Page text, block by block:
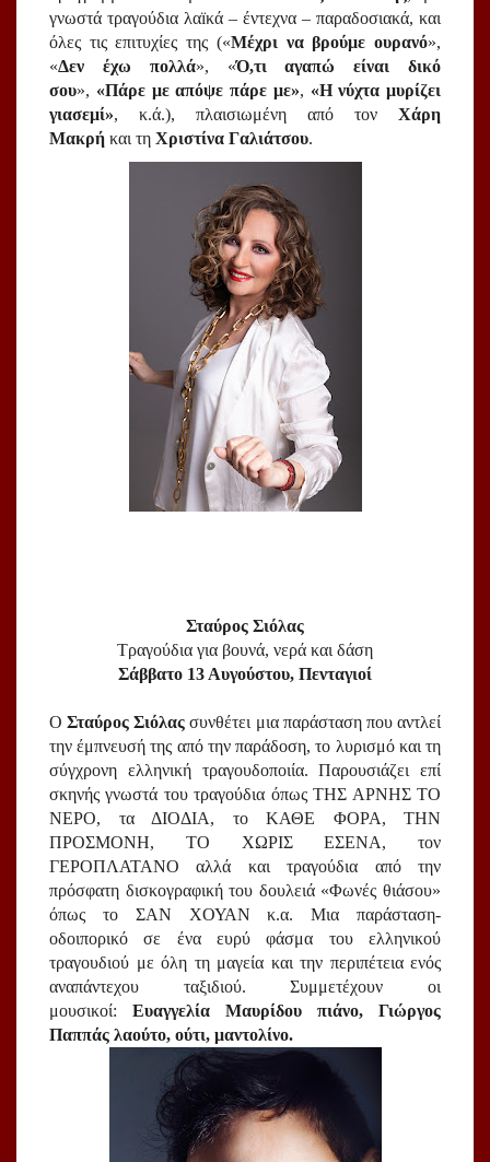
γνωστά τραγούδια λαïκά – έντεχνα – παραδοσιακά, και
όλες τις επιτυχίες της («Μέχρι να βρούμε ουρανό»,
«Δεν έχω πολλά», «Ό,τι αγαπώ είναι δικό
σου», «Πάρε με απόψε πάρε με», «Η νύχτα μυρίζει
γιασεμί», κ.ά.), πλαισιωμένη από τον Χάρη
Μακρή και τη Χριστίνα Γαλιάτσου.
Σταύρος Σιόλας
Τραγούδια για βουνά, νερά και δάση
Σάββατο 13 Αυγούστου, Πενταγιοί
Ο Σταύρος Σιόλας συνθέτει μια παράσταση που αντλεί
την έμπνευσή της από την παράδοση, το λυρισμό και τη
σύγχρονη ελληνική τραγουδοποιία. Παρουσιάζει επί
σκηνής γνωστά του τραγούδια όπως ΤΗΣ ΑΡΝΗΣ ΤΟ
ΝΕΡΟ, τα ΔΙΟΔΙΑ, το ΚΑΘΕ ΦΟΡΑ, ΤΗΝ
ΠΡΟΣΜΟΝΗ, ΤΟ ΧΩΡΙΣ ΕΣΕΝΑ, τον
ΓΕΡΟΠΛΑΤΑΝΟ αλλά και τραγούδια από την
πρόσφατη δισκογραφική του δουλειά «Φωνές θιάσου»
όπως το ΣΑΝ ΧΟΥΑΝ κ.α. Μια παράσταση-
οδοιπορικό σε ένα ευρύ φάσμα του ελληνικού
τραγουδιού με όλη τη μαγεία και την περιπέτεια ενός
αναπάντεχου ταξιδιού. Συμμετέχουν οι
μουσικοί: Ευαγγελία Μαυρίδου πιάνο, Γιώργος
Παππάς λαούτο, ούτι, μαντολίνο.